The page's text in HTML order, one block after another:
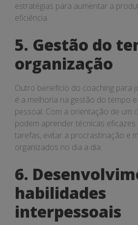
estratégias para aumentar a
eficiência.
5. Gestão do
organização
Outro benefício do coaching para
é a melhoria na gestão do tempo
pessoal. Com a orientação de um
podem aprender técnicas
tarefas, evitar a procrastinação e
organizados no dia a dia.
6.
habilidades
interpessoais